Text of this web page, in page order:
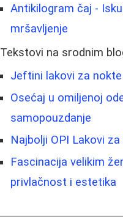
Antikilogram čaj -
mršavljenje
Tekstovi na srodnim
Jeftini lakovi za
Osećaj u omiljenoj
samopouzdanje
Najbolji OPI Lakovi
Fascinacija velikim
privlačnost i estetika